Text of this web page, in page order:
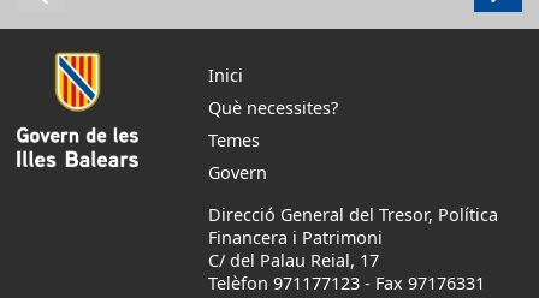
Inici
Què necessites?
Temes
Govern
Direcció General del Tresor, Política
Financera i Patrimoni
C/ del Palau Reial, 17
Telèfon 971177123 - Fax 97176331